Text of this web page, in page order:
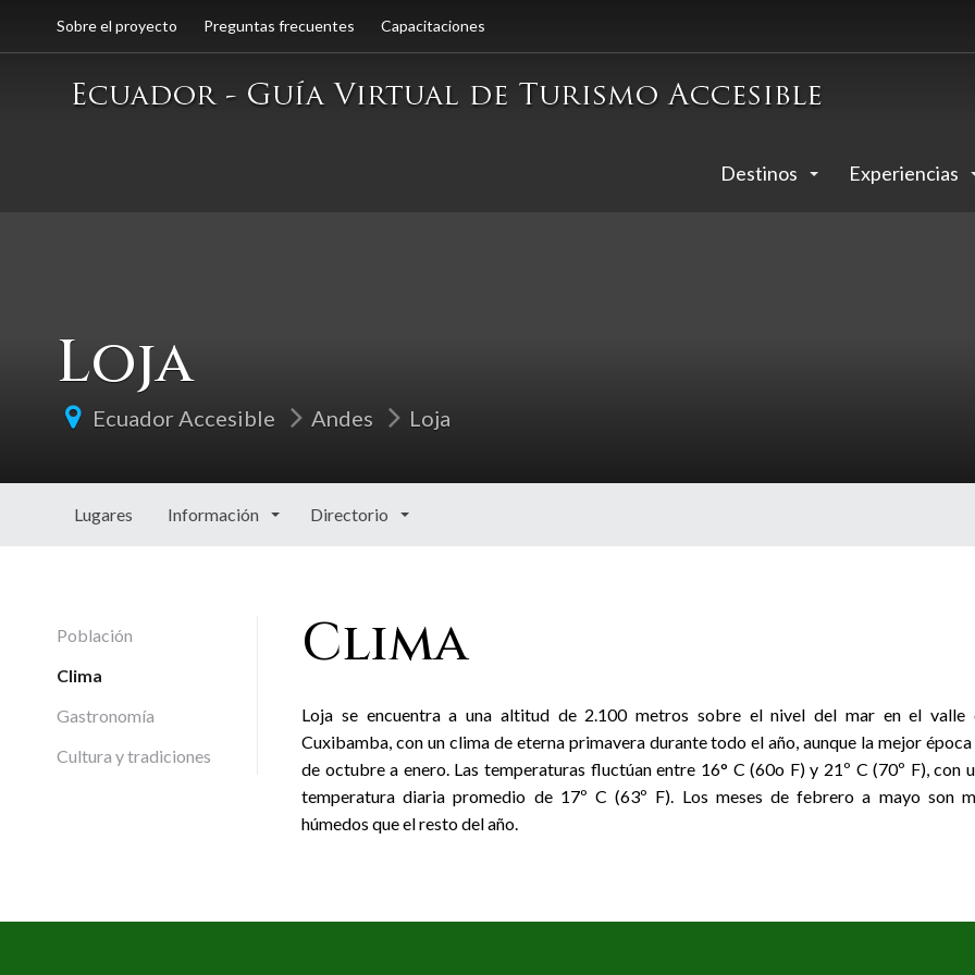
Sobre el proyecto Preguntas frecuentes Capacitaciones
Destinos Experiencias
Loja
Ecuador Accesible Andes Loja
Lugares Información Directorio
Población
Clima
Gastronomía
Cultura y tradiciones
Clima
Loja se encuentra a una altitud de 2.100 metros sobre el nivel del mar en el valle
Cuxibamba, con un clima de eterna primavera durante todo el año, aunque la mejor época
de octubre a enero. Las temperaturas fluctúan entre 16° C (60o F) y 21º C (70º F), con
temperatura diaria promedio de 17º C (63º F). Los meses de febrero a mayo son
húmedos que el resto del año.